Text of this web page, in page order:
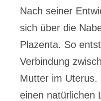
Nach seiner
sich über die
Plazenta. So
Verbindung
Mutter im Uterus.
einen natürlichen